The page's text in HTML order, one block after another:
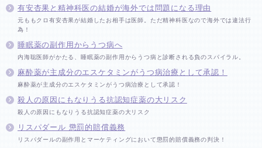
有安杏果と精神科医の結婚が海外では問題になる理由
元ももクロ有安杏果が結婚したお相手は医師。ただ精神科医なので海外では違法行
為！
睡眠薬の副作用からうつ病へ
内海聡医師がかたる、睡眠薬の副作用からうつ病と診断される負のスパイラル。
麻酔薬が主成分のエスケタミンがうつ病治療として承認！
麻酔薬が主成分のエスケタミンがうつ病治療として承認！
殺人の原因にもなりうる抗認知症薬の大リスク
殺人の原因にもなりうる抗認知症薬の大リスク
リスパダール 懲罰的賠償義務
リスパダールの副作用とマーケティングにおいて懲罰的賠償義務の判決！